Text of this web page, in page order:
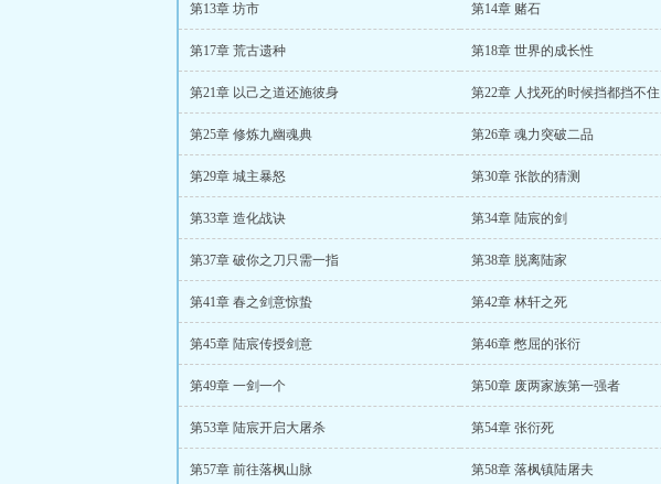
第13章 坊市 第14章 赌石
第17章 荒古遗种 第18章 世界的成长性
第21章 以己之道还施彼身 第22章 人找死的时候挡都挡不住
第25章 修炼九幽魂典 第26章 魂力突破二品
第29章 城主暴怒 第30章 张歆的猜测
第33章 造化战诀 第34章 陆宸的剑
第37章 破你之刀只需一指 第38章 脱离陆家
第41章 春之剑意惊蛰 第42章 林轩之死
第45章 陆宸传授剑意 第46章 憋屈的张衍
第49章 一剑一个 第50章 废两家族第一强者
第53章 陆宸开启大屠杀 第54章 张衍死
第57章 前往落枫山脉 第58章 落枫镇陆屠夫